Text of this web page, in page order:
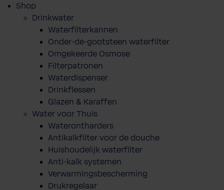
Shop
Drinkwater
Waterfilterkannen
Onder-de-gootsteen waterfilter
Omgekeerde Osmose
Filterpatronen
Waterdispenser
Drinkflessen
Glazen & Karaffen
Water voor Thuis
Waterontharders
Antikalkfilter voor de douche
Huishoudelijk waterfilter
Anti-kalk systemen
Verwarmingsbescherming
Drukregelaar